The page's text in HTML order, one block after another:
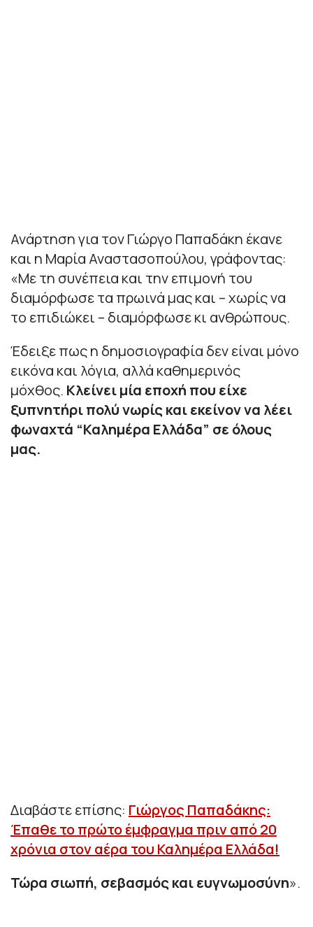
Ανάρτηση για τον Γιώργο Παπαδάκη έκανε
και η Μαρία Αναστασοπούλου, γράφοντας:
«Με τη συνέπεια και την επιμονή του
διαμόρφωσε τα πρωινά μας και – χωρίς να
το επιδιώκει – διαμόρφωσε κι ανθρώπους.
Έδειξε πως η δημοσιογραφία δεν είναι μόνο
εικόνα και λόγια, αλλά καθημερινός
μόχθος. Κλείνει μία εποχή που είχε
ξυπνητήρι πολύ νωρίς και εκείνον να λέει
φωναχτά “Καλημέρα Ελλάδα” σε όλους
μας.
Διαβάστε επίσης: Γιώργος Παπαδάκης:
Έπαθε το πρώτο έμφραγμα πριν από 20
χρόνια στον αέρα του Καλημέρα Ελλάδα!
Τώρα σιωπή, σεβασμός και ευγνωμοσύνη».